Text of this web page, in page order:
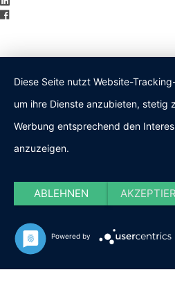
Diese Seite nutzt Website-
um ihre Dienste anzubieten, stetig
Werbung entsprechend den
anzuzeigen.
ABLEHNEN
Powered by